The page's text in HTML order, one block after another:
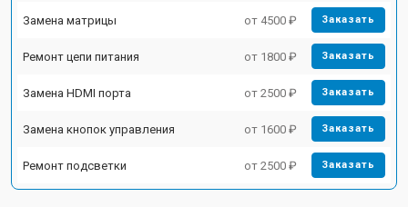
Замена матрицы от 4500 ₽ Заказать
Ремонт цепи питания от 1800 ₽ Заказать
Замена HDMI порта от 2500 ₽ Заказать
Замена кнопок управления от 1600 ₽ Заказать
Ремонт подсветки от 2500 ₽ Заказать